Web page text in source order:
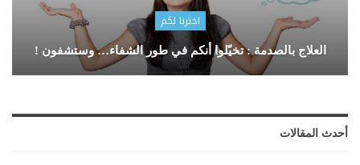
اخترنا لكم
العلاج بالصدمة : تخيّلوا أنكم في طور الشفاء… وستشفون !
أحدث المقالات